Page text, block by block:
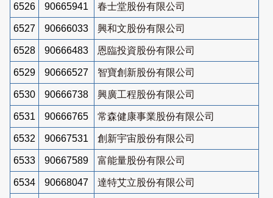
6526 90665941 春士堂股份有限公司
6527 90666033 興和文股份有限公司
6528 90666483 恩臨投資股份有限公司
6529 90666527 智寶創新股份有限公司
6530 90666738 興廣工程股份有限公司
6531 90666765 常森健康事業股份有限公司
6532 90667531 創新宇宙股份有限公司
6533 90667589 富能量股份有限公司
6534 90668047 達特艾立股份有限公司